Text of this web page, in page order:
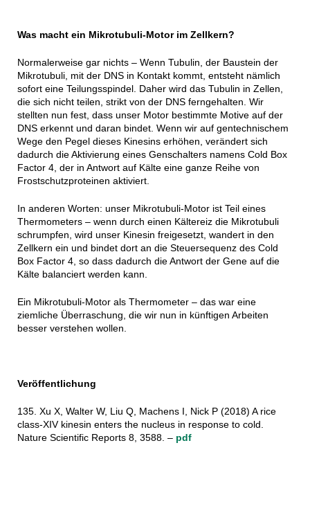
Was macht ein Mikrotubuli-Motor im Zellkern?
Normalerweise gar nichts – Wenn Tubulin, der Baustein der
Mikrotubuli, mit der DNS in Kontakt kommt, entsteht nämlich
sofort eine Teilungsspindel. Daher wird das Tubulin in Zellen,
die sich nicht teilen, strikt von der DNS ferngehalten. Wir
stellten nun fest, dass unser Motor bestimmte Motive auf der
DNS erkennt und daran bindet. Wenn wir auf gentechnischem
Wege den Pegel dieses Kinesins erhöhen, verändert sich
dadurch die Aktivierung eines Genschalters namens Cold Box
Factor 4, der in Antwort auf Kälte eine ganze Reihe von
Frostschutzproteinen aktiviert.
In anderen Worten: unser Mikrotubuli-Motor ist Teil eines
Thermometers – wenn durch einen Kältereiz die Mikrotubuli
schrumpfen, wird unser Kinesin freigesetzt, wandert in den
Zellkern ein und bindet dort an die Steuersequenz des Cold
Box Factor 4, so dass dadurch die Antwort der Gene auf die
Kälte balanciert werden kann.
Ein Mikrotubuli-Motor als Thermometer – das war eine
ziemliche Überraschung, die wir nun in künftigen Arbeiten
besser verstehen wollen.
Veröffentlichung
135. Xu X, Walter W, Liu Q, Machens I, Nick P (2018) A rice
class-XIV kinesin enters the nucleus in response to cold.
Nature Scientific Reports 8, 3588. – pdf